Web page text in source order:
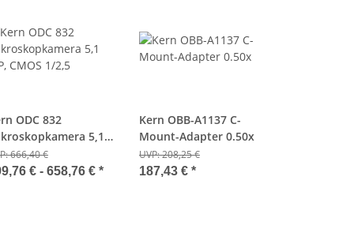
ODC 832
5,1
CMOS 1/2,5
666,40 €
€ - 658,76 € *
Kern OBB-A1137 C-
Mount-Adapter 0.50x
UVP:208,25 €
187,43 € *